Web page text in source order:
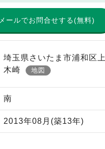
メールでお問合せする(無料)
埼玉県さいたま市浦和区上
木崎
地図
南
2013年08月 (築13年)